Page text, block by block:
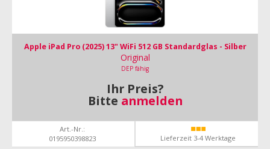
Apple iPad Pro (2025) 13" WiFi 512 GB Standardglas - Silber
Original
DEP fähig
Ihr Preis?
Bitte anmelden
Art.-Nr.:
0195950398823
Lieferzeit 3-4 Werktage